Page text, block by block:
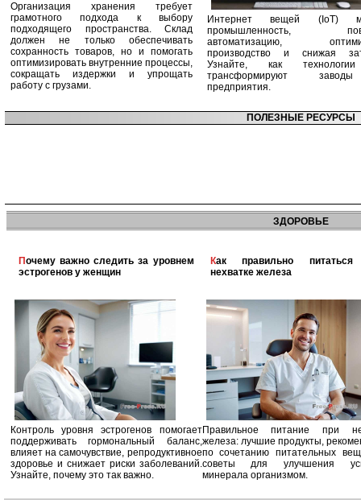
Организация хранения требует
грамотного подхода к выбору
подходящего пространства. Склад
должен не только обеспечивать
сохранность товаров, но и помогать
оптимизировать внутренние процессы,
сокращать издержки и упрощать
работу с грузами.
Интернет вещей (IoT)
промышленность,
автоматизацию,
производство и снижая
Узнайте, как
трансформируют
предприятия.
ПОЛЕЗНЫЕ РЕСУРСЫ
ЗДОРОВЬЕ
Почему важно следить за уровнем
эстрогенов у женщин
Контроль уровня эстрогенов помогает
поддерживать гормональный баланс,
влияет на самочувствие, репродуктивное
здоровье и снижает риски заболеваний.
Узнайте, почему это так важно.
Как правильно питаться при
нехватке железа
Правильное питание при
железа: лучшие продукты,
по сочетанию питательных
советы для улучшения
минерала организмом.